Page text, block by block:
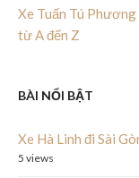
Xe Tuấn Tú
từ A đến Z
BÀI NỔI BẬT
Xe Hà Linh đi Sài
5 views